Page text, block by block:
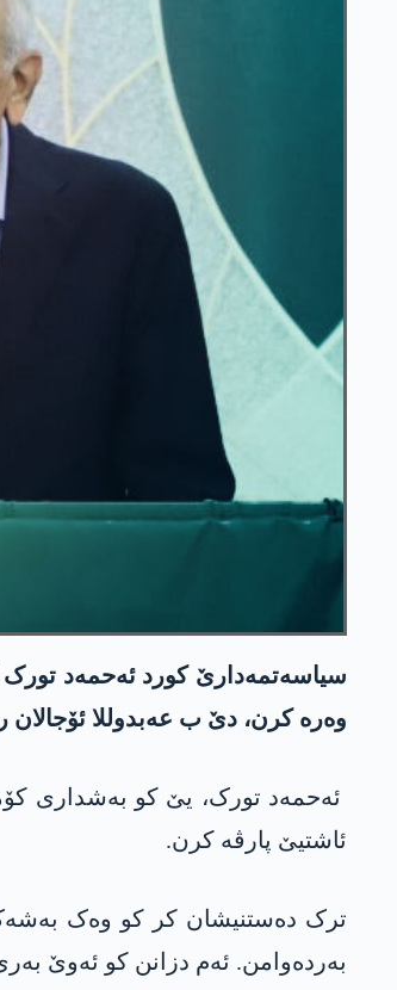
سیاسەتمەدارێ کورد ئه‌حمه‌د تورک
وەرە کرن، دێ ب عه‌بدوللا ئۆجالان
ئه‌حمه‌د تورک، یێ کو بەشداری
ئاشتیێ پارڤە کرن.
ترک دەستنیشان کر کو وەک بەشەک
بەردەوامن. ئەم دزانن کو ئەوێ